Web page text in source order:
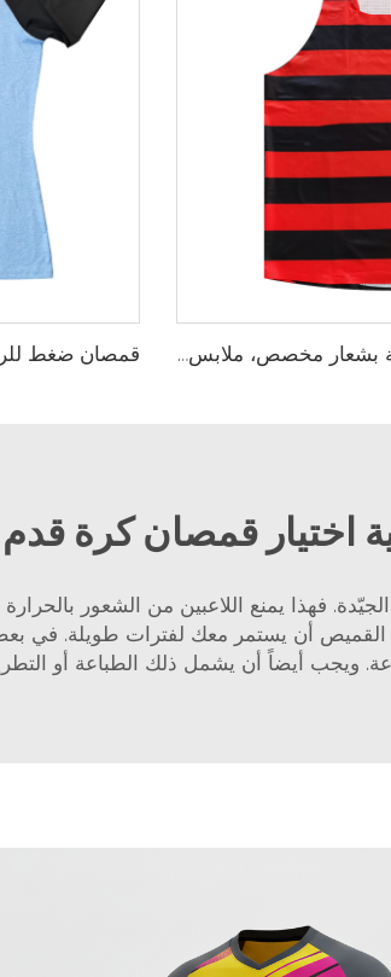
61 سترة رياضية بدون خياطة بشعار مخصص، ملابس رياضية خاصة بالعلامة التجارية للفرق والصالات الرياضية ومحبي اللياقة
اختيار قمصان كرة
القميص أن يستمر معك لفترات طويلة.
ويجب أيضاً أن يشمل ذلك الطباعة أو